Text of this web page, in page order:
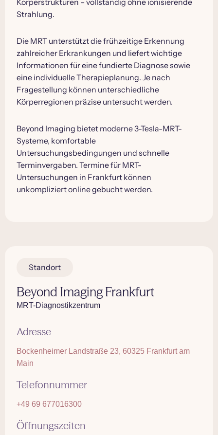
Körperstrukturen – vollständig ohne ionisierende
Strahlung.
Die MRT unterstützt die frühzeitige Erkennung
zahlreicher Erkrankungen und liefert wichtige
Informationen für eine fundierte Diagnose sowie
eine individuelle Therapieplanung. Je nach
Fragestellung können unterschiedliche
Körperregionen präzise untersucht werden.
Beyond Imaging bietet moderne 3-Tesla-MRT-
Systeme, komfortable
Untersuchungsbedingungen und schnelle
Terminvergaben. Termine für MRT-
Untersuchungen in Frankfurt können
unkompliziert online gebucht werden.
Standort
Beyond Imaging Frankfurt
MRT-Diagnostikzentrum
Adresse
Bockenheimer Landstraße 23, 60325 Frankfurt am
Main
Telefonnummer
+49 69 677016300
Öffnungszeiten